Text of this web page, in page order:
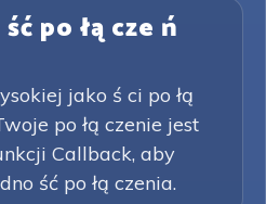
po łą cze ń
jako ś ci po łą
po łą czenie jest
Callback, aby
ść po łą czenia.